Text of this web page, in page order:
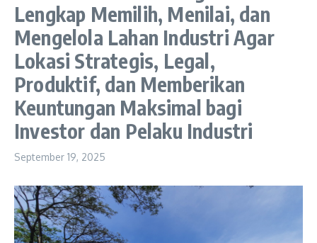
Lengkap Memilih, Menilai, dan
Mengelola Lahan Industri Agar
Lokasi Strategis, Legal,
Produktif, dan Memberikan
Keuntungan Maksimal bagi
Investor dan Pelaku Industri
September 19, 2025